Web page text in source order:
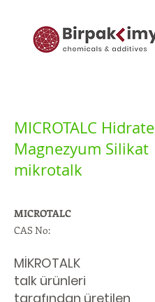
MICROTALC Hidrate
Magnezyum Silikat
mikrotalk
MICROTALC
CAS No:
MİKROTALK
talk ürünleri
tarafından üretilen